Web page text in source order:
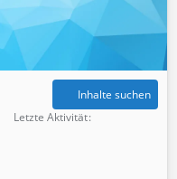
Inhalte suchen
Letzte Aktivität